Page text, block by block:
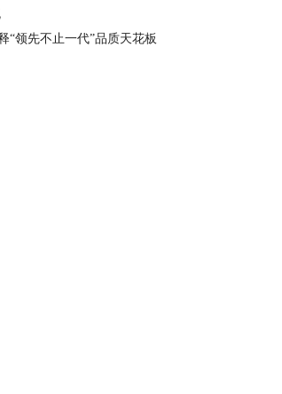
“领先不止一代”品质天花板